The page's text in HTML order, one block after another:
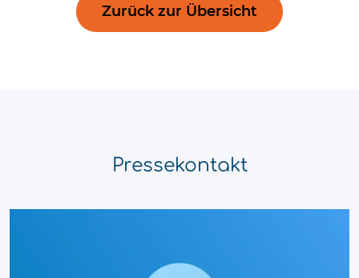
Zurück zur Übersicht
Pressekontakt